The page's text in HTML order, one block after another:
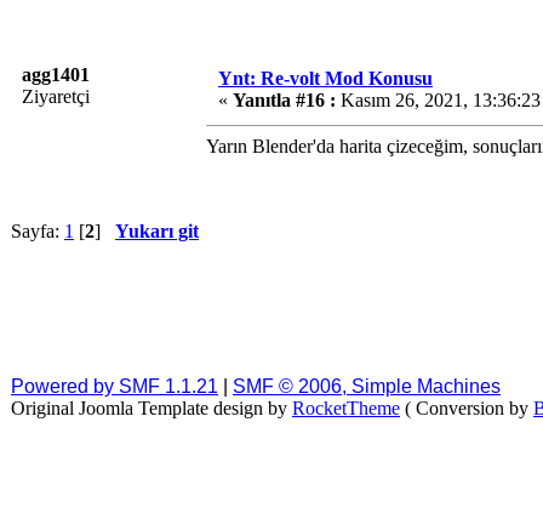
agg1401
Ziyaretçi
Ynt: Re-volt Mod Konusu
« Yanıtla #16 : Kasım 26, 2021,
Yarın Blender'da harita çizeceğim,
Sayfa: 1 [2] Yukarı git
Powered by SMF 1.1.21
SMF © 2006, Simple Machines
Original Joomla Template design by RocketTheme ( Conversion by